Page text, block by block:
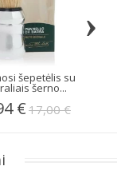
šepetėlis su
šerno...
€ 17,00 €
›